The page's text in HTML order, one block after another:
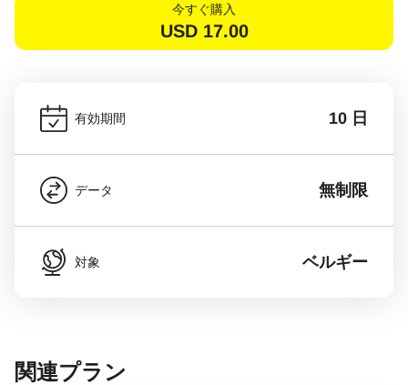
今すぐ購入
USD 17.00
有効期間 10 日
データ 無制限
対象 ベルギー
関連プラン